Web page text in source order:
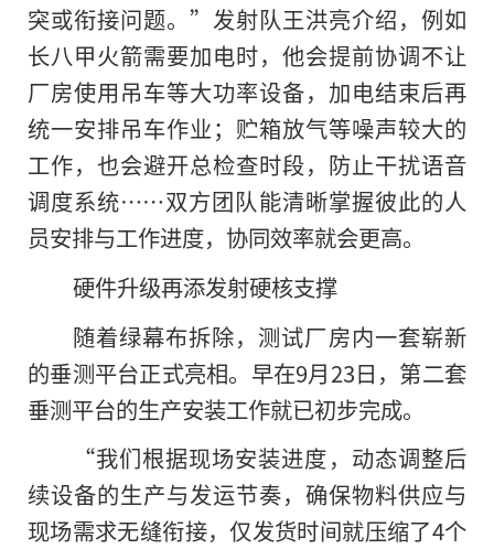
突或衔接问题。”发射队王洪亮介绍，例如
长八甲火箭需要加电时，他会提前协调不让
厂房使用吊车等大功率设备，加电结束后再
统一安排吊车作业；贮箱放气等噪声较大的
工作，也会避开总检查时段，防止干扰语音
调度系统……双方团队能清晰掌握彼此的人
员安排与工作进度，协同效率就会更高。
硬件升级再添发射硬核支撑
随着绿幕布拆除，测试厂房内一套崭新
的垂测平台正式亮相。早在9月23日，第二套
垂测平台的生产安装工作就已初步完成。
“我们根据现场安装进度，动态调整后
续设备的生产与发运节奏，确保物料供应与
现场需求无缝衔接，仅发货时间就压缩了4个